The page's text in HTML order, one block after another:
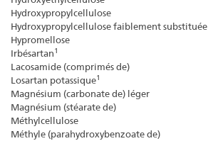
Hydroxypropylcellulose
Hydroxypropylcellulose faiblement substituée
Hypromellose
Irbésartan1
Lacosamide (comprimés de)
Losartan potassique1
Magnésium (carbonate de) léger
Magnésium (stéarate de)
Méthylcellulose
Méthyle (parahydroxybenzoate de)